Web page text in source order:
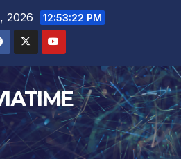
2026 12:53:23 PM